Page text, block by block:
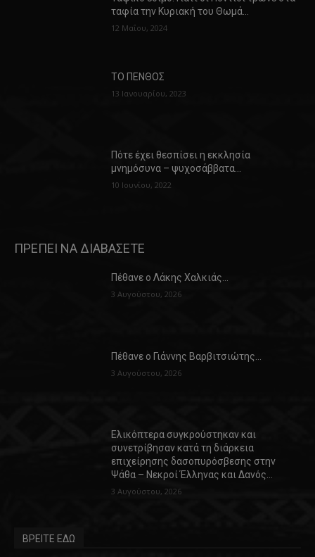
ταφία την Κυριακή του Θωμά…
12 Μαΐου, 2024
ΤΟ ΠΕΝΘΟΣ
13 Ιανουαρίου, 2023
Πότε έχει θεσπίσει η εκκλησία
μνημόσυνα – ψυχοσάββατα…
10 Ιουνίου, 2022
ΠΡΕΠΕΙ ΝΑ ΔΙΑΒΑΣΕΤΕ
Πέθανε ο Λάκης Χαλκιάς…
3 Αυγούστου, 2026
Πέθανε ο Γιάννης Βαρβιτσιώτης…
3 Αυγούστου, 2026
Ελικόπτερα συγκρούστηκαν και
συνετρίβησαν κατά τη διάρκεια
επιχείρησης δασοπυρόσβεσης στην
Ψάθα – Νεκροί Έλληνας και Δανός…
3 Αυγούστου, 2026
ΒΡΕΙΤΕ ΕΔΩ